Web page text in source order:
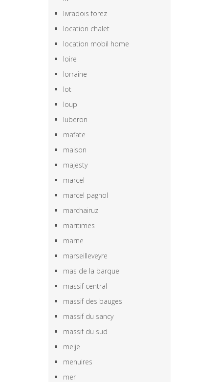
livradois forez
location chalet
location mobil home
loire
lorraine
lot
loup
luberon
mafate
maison
majesty
marcel
marcel pagnol
marchairuz
maritimes
marne
marseilleveyre
mas de la barque
massif central
massif des bauges
massif du sancy
massif du sud
meije
menuires
mer